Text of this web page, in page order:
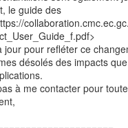
le guide des
jour pour refléter ce
désolés des impacts
à me contacter pour